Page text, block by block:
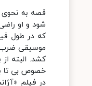
قصه به
شود و او
که در طول
موسیقی ضرب
کشد. البته
خصوص بی تا
در فیلم